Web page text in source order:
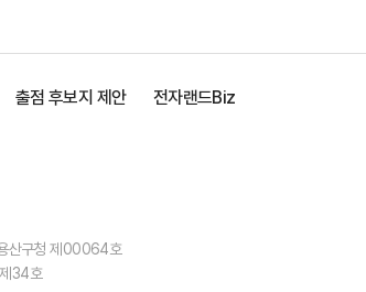
출점 후보지 제안 전자랜드Biz
산구청 제00064호
34호